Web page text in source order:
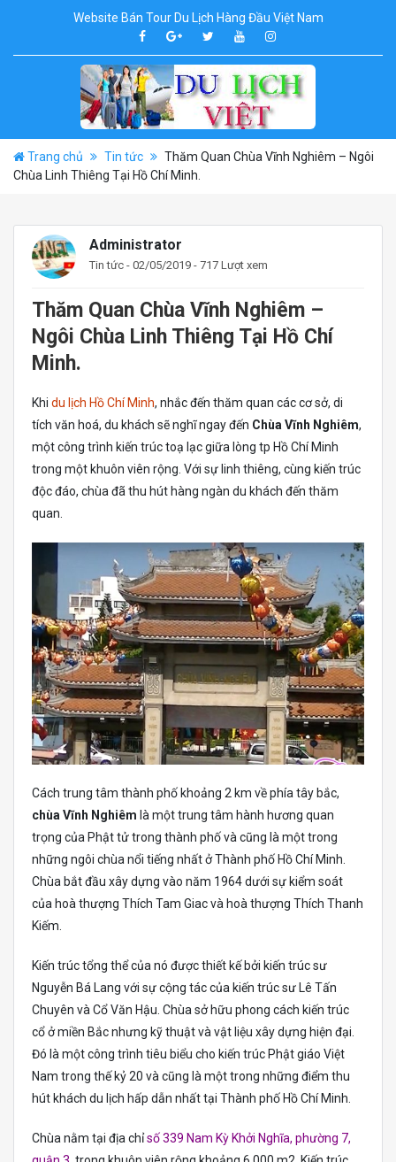
Website Bán Tour Du Lịch Hàng Đầu Việt Nam
Trang chủ Tin tức
Thăm Quan Chùa Vĩnh Nghiêm – Ngôi
Chùa Linh Thiêng Tại Hồ Chí Minh.
Administrator
Tin tức - 02/05/2019 - 717 Lượt xem
Thăm Quan Chùa Vĩnh Nghiêm –
Ngôi Chùa Linh Thiêng Tại Hồ Chí
Minh.
Khi du lịch Hồ Chí Minh, nhắc đến thăm quan các cơ sở, di
tích văn hoá, du khách sẽ nghĩ ngay đến Chùa Vĩnh Nghiêm,
một công trình kiến trúc toạ lạc giữa lòng tp Hồ Chí Minh
trong một khuôn viên rộng. Với sự linh thiêng, cùng kiến trúc
độc đáo, chùa đã thu hút hàng ngàn du khách đến thăm
quan.
Cách trung tâm thành phố khoảng 2 km về phía tây bắc,
chùa Vĩnh Nghiêm là một trung tâm hành hương quan
trọng của Phật tử trong thành phố và cũng là một trong
những ngôi chùa nổi tiếng nhất ở Thành phố Hồ Chí Minh.
Chùa bắt đầu xây dựng vào năm 1964 dưới sự kiểm soát
của hoà thượng Thích Tam Giac và hoà thượng Thích Thanh
Kiếm.
Kiến trúc tổng thể của nó được thiết kế bởi kiến ​​trúc sư
Nguyễn Bá Lang với sự cộng tác của kiến ​​trúc sư Lê Tấn
Chuyên và Cổ Văn Hậu. Chùa sở hữu phong cách kiến ​​trúc
cổ ở miền Bắc nhưng kỹ thuật và vật liệu xây dựng hiện đại.
Đó là một công trình tiêu biểu cho kiến ​​trúc Phật giáo Việt
Nam trong thế kỷ 20 và cũng là một trong những điểm thu
hút khách du lịch hấp dẫn nhất tại Thành phố Hồ Chí Minh.
Chùa nằm tại địa chỉsố 339 Nam Kỳ Khởi Nghĩa, phường 7,